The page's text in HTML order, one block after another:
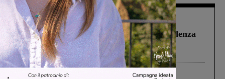
Figline Incisa Valdarno 1 Agosto 2026
Piscina di Figline finanziata oltre la scadenza
Pnrr, il gruppo di Fratelli d’Italia: “Un
ringraziamento al Governo”
Cronaca 4 Agosto 2026